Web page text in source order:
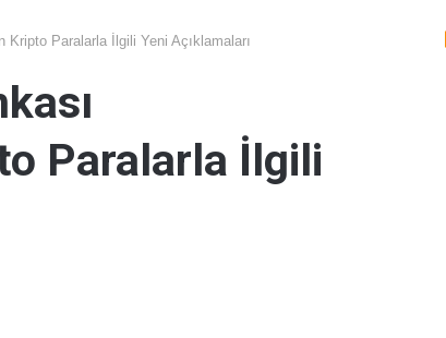
Paralarla İlgili Yeni Açıklamaları
Paralarla İlgili